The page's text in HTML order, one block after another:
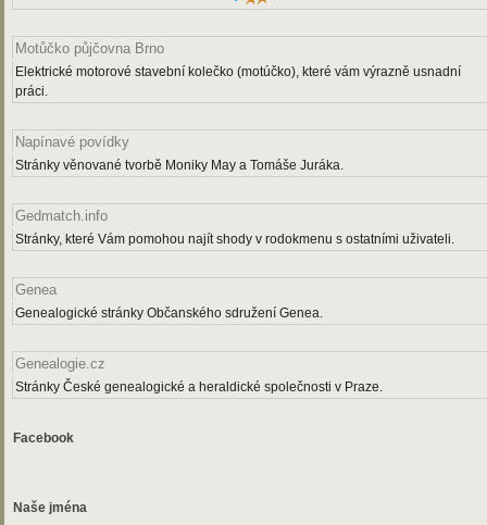
Motůčko půjčovna Brno
Elektrické motorové stavební kolečko (motúčko), které vám výrazně usnadní
práci.
Napínavé povídky
Stránky věnované tvorbě Moniky May a Tomáše Juráka.
Gedmatch.info
Stránky, které Vám pomohou najít shody v rodokmenu s ostatními uživateli.
Genea
Genealogické stránky Občanského sdružení Genea.
Genealogie.cz
Stránky České genealogické a heraldické společnosti v Praze.
Facebook
Naše jména